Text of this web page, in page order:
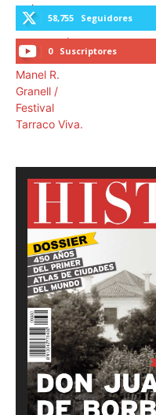
58,755 Seguidores
0 Suscriptores